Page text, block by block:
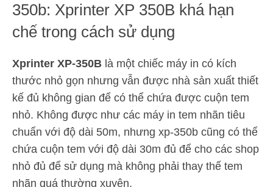
350b: Xprinter XP 350B khá hạn
chế trong cách sử dụng
Xprinter XP-350B là một chiếc máy in có kích
thước nhỏ gọn nhưng vẫn được nhà sản xuất thiết
kế đủ không gian để có thể chứa được cuộn tem
nhỏ. Không được như các máy in tem nhãn tiêu
chuẩn với độ dài 50m, nhưng xp-350b cũng có thể
chứa cuộn tem với độ dài 30m đủ để cho các shop
nhỏ đủ để sử dụng mà không phải thay thế tem
nhãn quá thường xuyên.